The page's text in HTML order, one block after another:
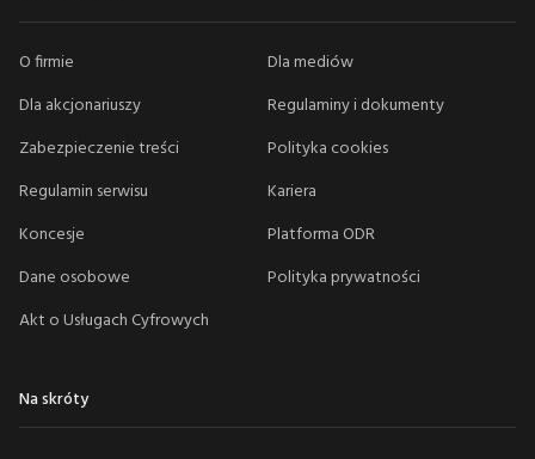
O firmie
Dla mediów
Dla akcjonariuszy
Regulaminy i dokumenty
Zabezpieczenie treści
Polityka cookies
Regulamin serwisu
Kariera
Koncesje
Platforma ODR
Dane osobowe
Polityka prywatności
Akt o Usługach Cyfrowych
Na skróty